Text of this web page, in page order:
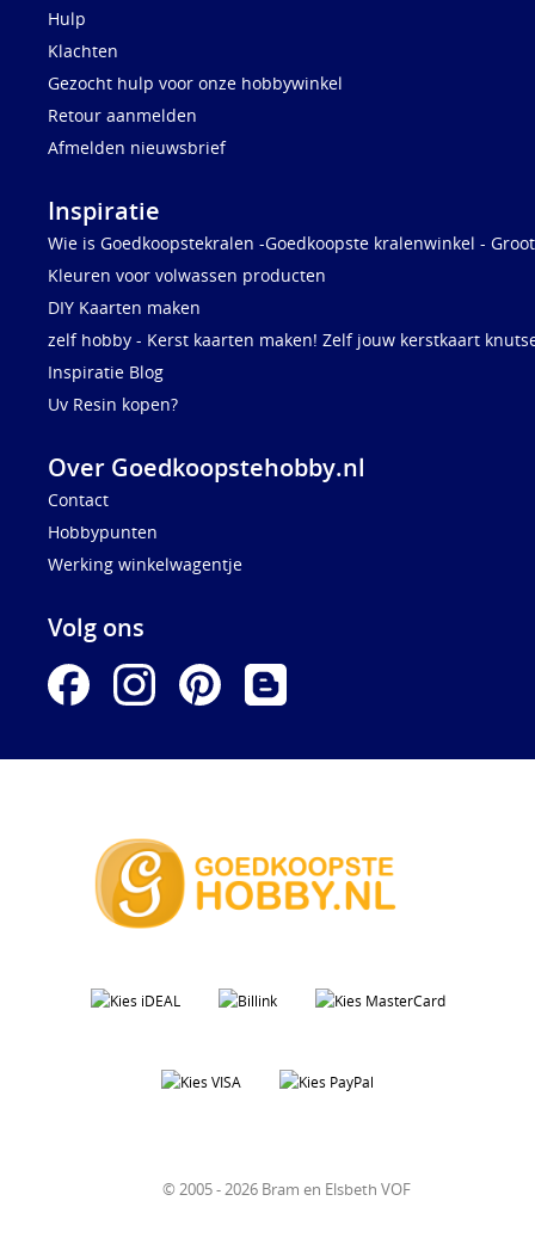
Hulp
Klachten
Gezocht hulp voor onze hobbywinkel
Retour aanmelden
Afmelden nieuwsbrief
Inspiratie
Wie is Goedkoopstekralen -Goedkoopste kralenwinkel -
Kleuren voor volwassen producten
DIY Kaarten maken
zelf hobby - Kerst kaarten maken! Zelf jouw kerstkaart
Inspiratie Blog
Uv Resin kopen?
Over Goedkoopstehobby.nl
Contact
Hobbypunten
Werking winkelwagentje
Volg ons
© 2005 - 2026 Bram en Elsbeth VOF